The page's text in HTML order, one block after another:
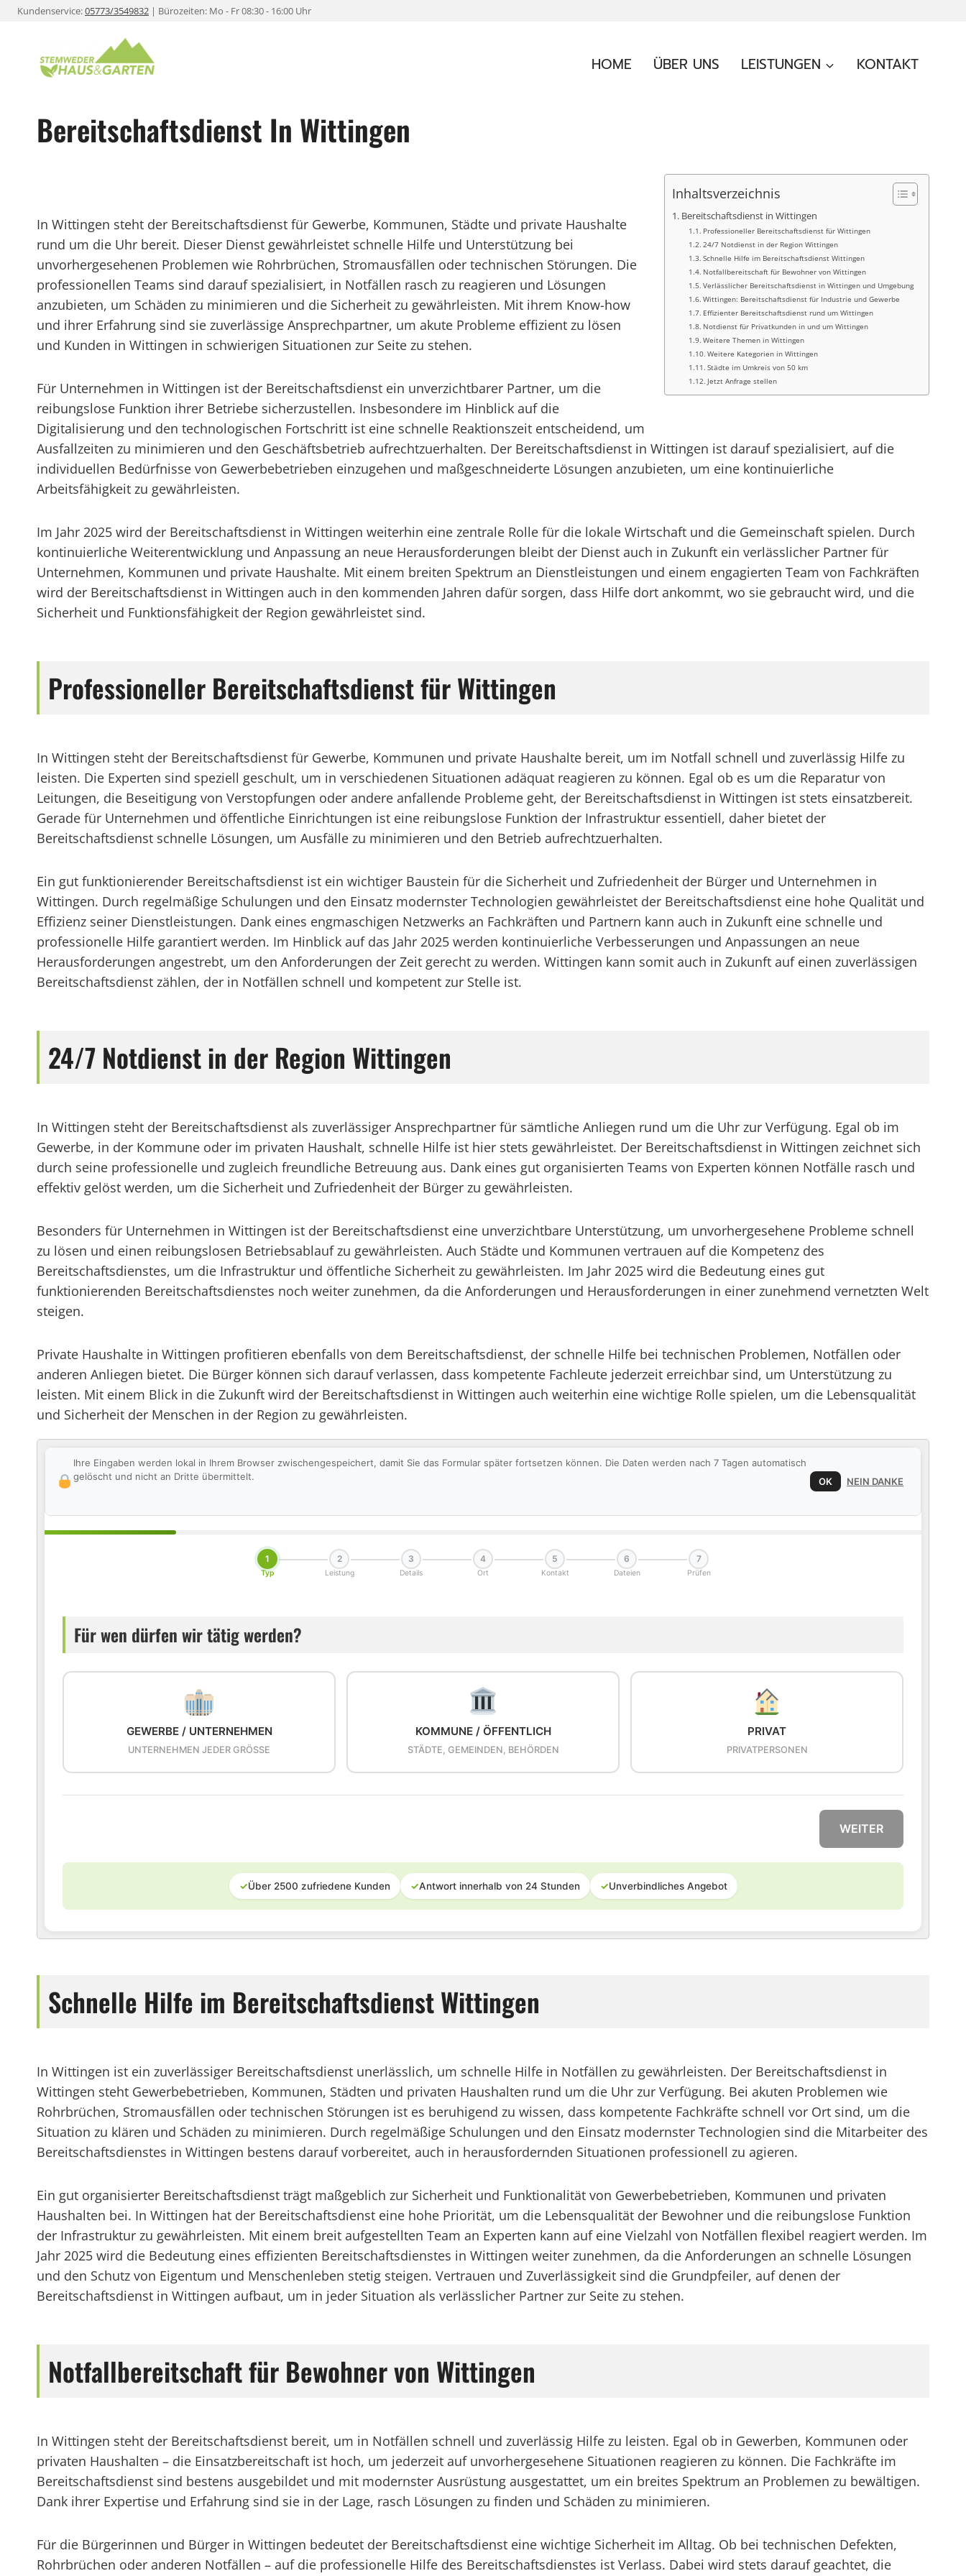
ZumKundenservice:05773/3549832 | Bürozeiten: Mo - Fr 08:30 - 16:00 Uhr
HOME ÜBER UNS LEISTUNGEN KONTAKT
Bereitschaftsdienst In Wittingen
Inhaltsverzeichnis
Bereitschaftsdienst in Wittingen
Professioneller Bereitschaftsdienst für Wittingen
24/7 Notdienst in der Region Wittingen
Schnelle Hilfe im Bereitschaftsdienst Wittingen
Notfallbereitschaft für Bewohner von Wittingen
Verlässlicher Bereitschaftsdienst in Wittingen und Umgebung
Wittingen: Bereitschaftsdienst für Industrie und Gewerbe
Effizienter Bereitschaftsdienst rund um Wittingen
Notdienst für Privatkunden in und um Wittingen
Weitere Themen in Wittingen
Weitere Kategorien in Wittingen
Städte im Umkreis von 50 km
Jetzt Anfrage stellen
In Wittingen steht der Bereitschaftsdienst für Gewerbe, Kommunen, Städte und private Haushalte
rund um die Uhr bereit. Dieser Dienst gewährleistet schnelle Hilfe und Unterstützung bei
unvorhergesehenen Problemen wie Rohrbrüchen, Stromausfällen oder technischen Störungen. Die
professionellen Teams sind darauf spezialisiert, in Notfällen rasch zu reagieren und Lösungen
anzubieten, um Schäden zu minimieren und die Sicherheit zu gewährleisten. Mit ihrem Know-how
und ihrer Erfahrung sind sie zuverlässige Ansprechpartner, um akute Probleme effizient zu lösen
und Kunden in Wittingen in schwierigen Situationen zur Seite zu stehen.
Für Unternehmen in Wittingen ist der Bereitschaftsdienst ein unverzichtbarer Partner, um die
reibungslose Funktion ihrer Betriebe sicherzustellen. Insbesondere im Hinblick auf die
Digitalisierung und den technologischen Fortschritt ist eine schnelle Reaktionszeit entscheidend, um
Ausfallzeiten zu minimieren und den Geschäftsbetrieb aufrechtzuerhalten. Der Bereitschaftsdienst in Wittingen ist darauf spezialisiert, auf die
individuellen Bedürfnisse von Gewerbebetrieben einzugehen und maßgeschneiderte Lösungen anzubieten, um eine kontinuierliche
Arbeitsfähigkeit zu gewährleisten.
Im Jahr 2025 wird der Bereitschaftsdienst in Wittingen weiterhin eine zentrale Rolle für die lokale Wirtschaft und die Gemeinschaft spielen. Durch
kontinuierliche Weiterentwicklung und Anpassung an neue Herausforderungen bleibt der Dienst auch in Zukunft ein verlässlicher Partner für
Unternehmen, Kommunen und private Haushalte. Mit einem breiten Spektrum an Dienstleistungen und einem engagierten Team von Fachkräften
wird der Bereitschaftsdienst in Wittingen auch in den kommenden Jahren dafür sorgen, dass Hilfe dort ankommt, wo sie gebraucht wird, und die
Sicherheit und Funktionsfähigkeit der Region gewährleistet sind.
Professioneller Bereitschaftsdienst für Wittingen
In Wittingen steht der Bereitschaftsdienst für Gewerbe, Kommunen und private Haushalte bereit, um im Notfall schnell und zuverlässig Hilfe zu
leisten. Die Experten sind speziell geschult, um in verschiedenen Situationen adäquat reagieren zu können. Egal ob es um die Reparatur von
Leitungen, die Beseitigung von Verstopfungen oder andere anfallende Probleme geht, der Bereitschaftsdienst in Wittingen ist stets einsatzbereit.
Gerade für Unternehmen und öffentliche Einrichtungen ist eine reibungslose Funktion der Infrastruktur essentiell, daher bietet der
Bereitschaftsdienst schnelle Lösungen, um Ausfälle zu minimieren und den Betrieb aufrechtzuerhalten.
Ein gut funktionierender Bereitschaftsdienst ist ein wichtiger Baustein für die Sicherheit und Zufriedenheit der Bürger und Unternehmen in
Wittingen. Durch regelmäßige Schulungen und den Einsatz modernster Technologien gewährleistet der Bereitschaftsdienst eine hohe Qualität und
Effizienz seiner Dienstleistungen. Dank eines engmaschigen Netzwerks an Fachkräften und Partnern kann auch in Zukunft eine schnelle und
professionelle Hilfe garantiert werden. Im Hinblick auf das Jahr 2025 werden kontinuierliche Verbesserungen und Anpassungen an neue
Herausforderungen angestrebt, um den Anforderungen der Zeit gerecht zu werden. Wittingen kann somit auch in Zukunft auf einen zuverlässigen
Bereitschaftsdienst zählen, der in Notfällen schnell und kompetent zur Stelle ist.
24/7 Notdienst in der Region Wittingen
In Wittingen steht der Bereitschaftsdienst als zuverlässiger Ansprechpartner für sämtliche Anliegen rund um die Uhr zur Verfügung. Egal ob im
Gewerbe, in der Kommune oder im privaten Haushalt, schnelle Hilfe ist hier stets gewährleistet. Der Bereitschaftsdienst in Wittingen zeichnet sich
durch seine professionelle und zugleich freundliche Betreuung aus. Dank eines gut organisierten Teams von Experten können Notfälle rasch und
effektiv gelöst werden, um die Sicherheit und Zufriedenheit der Bürger zu gewährleisten.
Besonders für Unternehmen in Wittingen ist der Bereitschaftsdienst eine unverzichtbare Unterstützung, um unvorhergesehene Probleme schnell
zu lösen und einen reibungslosen Betriebsablauf zu gewährleisten. Auch Städte und Kommunen vertrauen auf die Kompetenz des
Bereitschaftsdienstes, um die Infrastruktur und öffentliche Sicherheit zu gewährleisten. Im Jahr 2025 wird die Bedeutung eines gut
funktionierenden Bereitschaftsdienstes noch weiter zunehmen, da die Anforderungen und Herausforderungen in einer zunehmend vernetzten Welt
steigen.
Private Haushalte in Wittingen profitieren ebenfalls von dem Bereitschaftsdienst, der schnelle Hilfe bei technischen Problemen, Notfällen oder
anderen Anliegen bietet. Die Bürger können sich darauf verlassen, dass kompetente Fachleute jederzeit erreichbar sind, um Unterstützung zu
leisten. Mit einem Blick in die Zukunft wird der Bereitschaftsdienst in Wittingen auch weiterhin eine wichtige Rolle spielen, um die Lebensqualität
und Sicherheit der Menschen in der Region zu gewährleisten.
Ihre Eingaben werden lokal in Ihrem Browser zwischengespeichert, damit Sie das Formular später fortsetzen können. Die Daten werden nach 7 Tagen automatisch
gelöscht und nicht an Dritte übermittelt.
OK NEIN DANKE
1
Typ
2
Leistung
3
Details
4
Ort
5
Kontakt
6
Dateien
7
Prüfen
Für wen dürfen wir tätig werden?
GEWERBE / UNTERNEHMEN
UNTERNEHMEN JEDER GRÖSSE
KOMMUNE / ÖFFENTLICH
STÄDTE, GEMEINDEN, BEHÖRDEN
PRIVAT
PRIVATPERSONEN
WEITER
✓Über 2500 zufriedene Kunden ✓Antwort innerhalb von 24 Stunden ✓Unverbindliches Angebot
Schnelle Hilfe im Bereitschaftsdienst Wittingen
In Wittingen ist ein zuverlässiger Bereitschaftsdienst unerlässlich, um schnelle Hilfe in Notfällen zu gewährleisten. Der Bereitschaftsdienst in
Wittingen steht Gewerbebetrieben, Kommunen, Städten und privaten Haushalten rund um die Uhr zur Verfügung. Bei akuten Problemen wie
Rohrbrüchen, Stromausfällen oder technischen Störungen ist es beruhigend zu wissen, dass kompetente Fachkräfte schnell vor Ort sind, um die
Situation zu klären und Schäden zu minimieren. Durch regelmäßige Schulungen und den Einsatz modernster Technologien sind die Mitarbeiter des
Bereitschaftsdienstes in Wittingen bestens darauf vorbereitet, auch in herausfordernden Situationen professionell zu agieren.
Ein gut organisierter Bereitschaftsdienst trägt maßgeblich zur Sicherheit und Funktionalität von Gewerbebetrieben, Kommunen und privaten
Haushalten bei. In Wittingen hat der Bereitschaftsdienst eine hohe Priorität, um die Lebensqualität der Bewohner und die reibungslose Funktion
der Infrastruktur zu gewährleisten. Mit einem breit aufgestellten Team an Experten kann auf eine Vielzahl von Notfällen flexibel reagiert werden. Im
Jahr 2025 wird die Bedeutung eines effizienten Bereitschaftsdienstes in Wittingen weiter zunehmen, da die Anforderungen an schnelle Lösungen
und den Schutz von Eigentum und Menschenleben stetig steigen. Vertrauen und Zuverlässigkeit sind die Grundpfeiler, auf denen der
Bereitschaftsdienst in Wittingen aufbaut, um in jeder Situation als verlässlicher Partner zur Seite zu stehen.
Notfallbereitschaft für Bewohner von Wittingen
In Wittingen steht der Bereitschaftsdienst bereit, um in Notfällen schnell und zuverlässig Hilfe zu leisten. Egal ob in Gewerben, Kommunen oder
privaten Haushalten – die Einsatzbereitschaft ist hoch, um jederzeit auf unvorhergesehene Situationen reagieren zu können. Die Fachkräfte im
Bereitschaftsdienst sind bestens ausgebildet und mit modernster Ausrüstung ausgestattet, um ein breites Spektrum an Problemen zu bewältigen.
Dank ihrer Expertise und Erfahrung sind sie in der Lage, rasch Lösungen zu finden und Schäden zu minimieren.
Für die Bürgerinnen und Bürger in Wittingen bedeutet der Bereitschaftsdienst eine wichtige Sicherheit im Alltag. Ob bei technischen Defekten,
Rohrbrüchen oder anderen Notfällen – auf die professionelle Hilfe des Bereitschaftsdienstes ist Verlass. Dabei wird stets darauf geachtet, die